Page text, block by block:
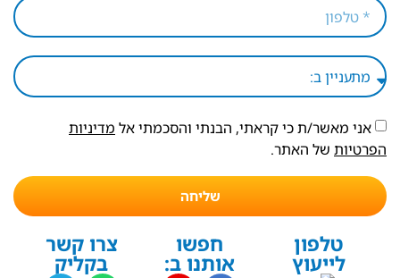
אני מאשר/ת כי קראתי, הבנתי והסכמתי אל מדיניות
הפרטיות של האתר.
שליחה
טלפון
לייעוץ
חפשו
אותנו ב:
צרו קשר
בקליק